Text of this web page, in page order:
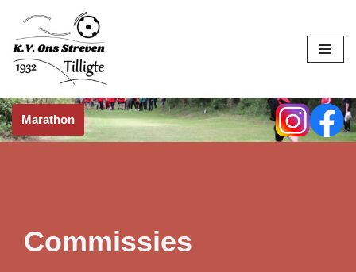
Skip
to
Marathon
Commissies